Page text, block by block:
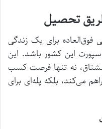
تحصیل
برای یک زندگی
این کشور باشد. این
نه تنها فرصت کسب
می‌کند، بلکه پله‌ای برای